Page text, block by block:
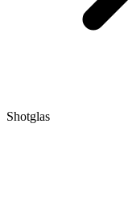
Shotglas